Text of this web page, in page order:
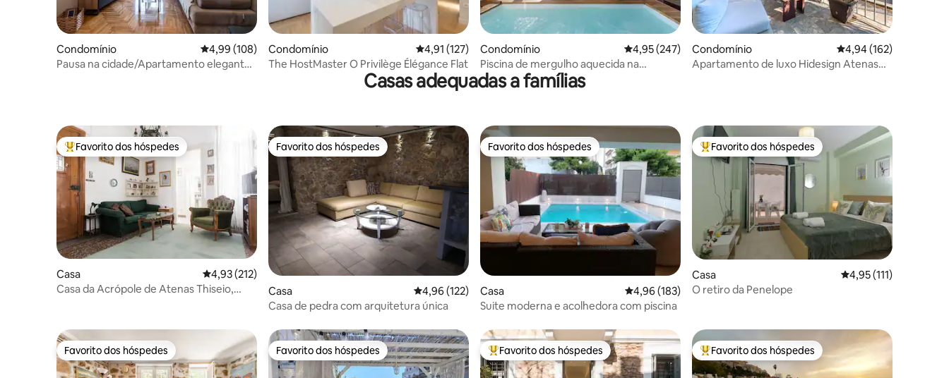
Condomínio Classificação média de 4,99 em 5 estrelas, 108avaliações
4,99 (108)
Pausa na cidade/Apartamento elegante/
Condomínio Classificação média de 4,91 em 5 estrelas, 127avaliações
4,91 (127)
The HostMaster O Privilège Élégance Flat
Condomínio Classificação média de 4,95 em 5 estrelas, 247avaliações
4,95 (247)
Piscina de mergulho aquecida na
cobertura a 1 minuto a pé da Acrópole
Condomínio Classificação média
4,94 (162)
Apartamento de luxo Hidesign Atenas
Casas adequadas a famílias
Favoritos dos hóspedes mais apreciados
Favorito dos hóspedes
Casa Classificação média de 4,93 em 5 estrelas, 212avaliações
4,93 (212)
Casa da Acrópole de Atenas Thiseio,
Favorito dos hóspedes
Favorito dos hóspedes
Casa Classificação média de 4,96 em 5 estrelas, 122avaliações
4,96 (122)
Casa de pedra com arquitetura única
Favorito dos hóspedes
Favorito dos hóspedes
Casa Classificação média de 4,96 em 5 estrelas, 183avaliações
4,96 (183)
Suite moderna e acolhedora com piscina
Favoritos dos hóspedes mais apreciados
Favorito dos hóspedes
Casa Classificação média
4,95 (111)
O retiro da Penelope
Favorito dos hóspedes
Favorito dos hóspedes Favorito dos hóspedes
Favorito dos hóspedes Favoritos dos hóspedes mais apreciados
Favorito dos hóspedes Favoritos dos hóspedes mais apreciados
Favorito dos hóspedes